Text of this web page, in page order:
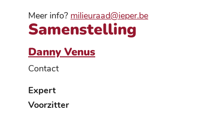
Meer info? milieuraad@ieper.be
Samenstelling
Danny Venus
Contact
Functies
Expert
Voorzitter